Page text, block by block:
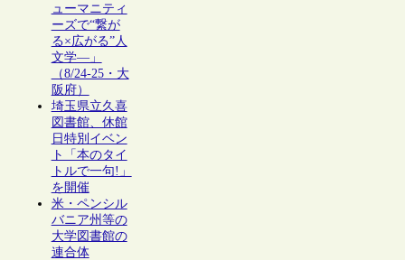
ューマニティ
ーズで“繋が
る×広がる”人
文学―」
（8/24-25・大
阪府）
埼玉県立久喜
図書館、休館
日特別イベン
ト「本のタイ
トルで一句!」
を開催
米・ペンシル
バニア州等の
大学図書館の
連合体